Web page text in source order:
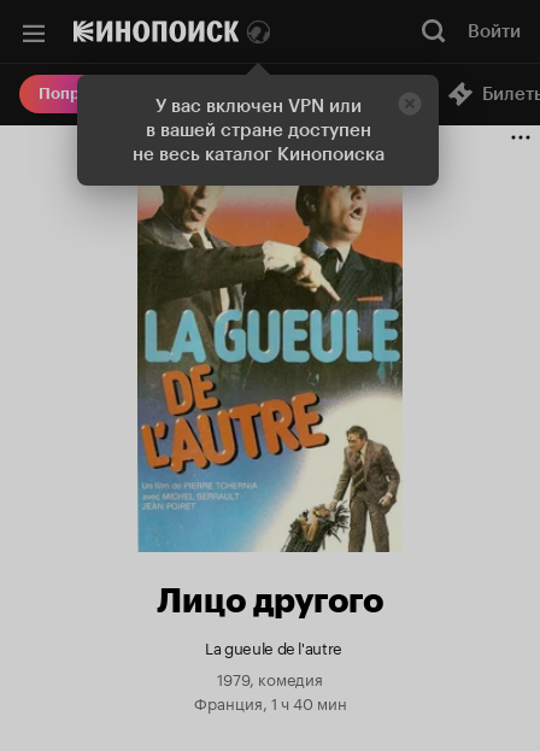
У вас включен VPN или
в вашей стране доступен
не весь каталог Кинопоиска
Войти
Попробовать Плюс Онлайн-кинотеатр
Лицо другого
La gueule de l'autre
1979, комедия
Франция, 1 ч 40 мин